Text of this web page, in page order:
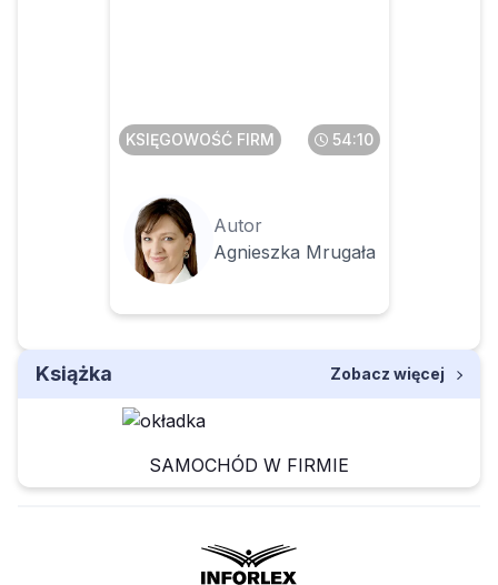
KSIĘGOWOŚĆ FIRM 54:10
Autor
Agnieszka Mrugała
Książka Zobacz więcej
SAMOCHÓD W FIRMIE